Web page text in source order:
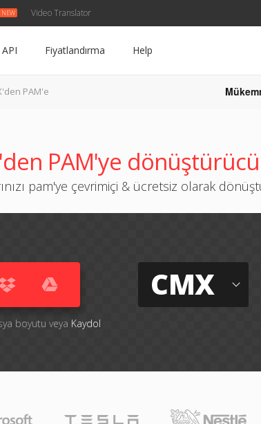
Video Translator
API Fiyatlandırma Help
PAM'e
PAM'ye dönüştürücü
pam'ye çevrimiçi & ücretsiz olarak
boyutu veya Kaydol
CMX